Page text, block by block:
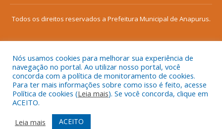
Todos os direitos reservados a Prefeitura Municipal de Anapurus.
Mapa do Site
Acessar Área Administrativa
Acessar o Webmail
Nós usamos cookies para melhorar sua experiência de
navegação no portal. Ao utilizar nosso portal, você
concorda com a política de monitoramento de cookies.
Para ter mais informações sobre como isso é feito, acesse
Política de cookies (Leia mais). Se você concorda, clique em
ACEITO.
Leia mais
ACEITO